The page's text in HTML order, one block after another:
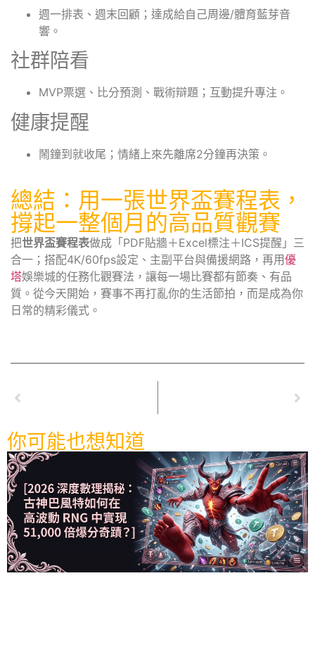
週一排表、週末回顧；達成給自己周邊/體育藍芽音
響。
社群陪看
MVP票選、比分預測、戰術辯題；互動提升專注。
健康提醒
鬧鐘到就收尾；情緒上來先離席2分鐘再決策。
總結：用一張世界盃賽程表，
撐起一整個月的高品質觀賽
把世界盃賽程表做成「PDF貼牆＋Excel標注＋ICS提醒」三
合一；搭配4K/60fps設定、主副平台與備援網路，再用優
塔娛樂城的任務化觀賽法，讓每一場比賽都有節奏、有品
質。從今天開始，賽事不再打亂你的生活節拍，而是成為你
日常的精彩儀式。
你可能也想知道